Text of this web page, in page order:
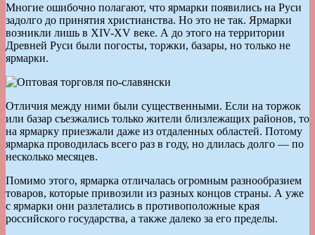
Многие ошибочно полагают, что ярмарки появились на Руси
задолго до принятия христианства. Но это не так. Ярмарки
возникли лишь в XIV-XV веке. А до этого на территории
Древней Руси были погосты, торжки, базары, но только не
ярмарки.
Отличия между ними были существенными. Если на торжок
или базар съезжались только жители близлежащих районов, то
на ярмарку приезжали даже из отдаленных областей. Потому
ярмарка проводилась всего раз в году, но длилась долго — по
несколько месяцев.
Помимо этого, ярмарка отличалась огромным разнообразием
товаров, которые привозили из разных концов страны. А уже
с ярмарки они разлетались в противоположные края
российского государства, а также далеко за его пределы.